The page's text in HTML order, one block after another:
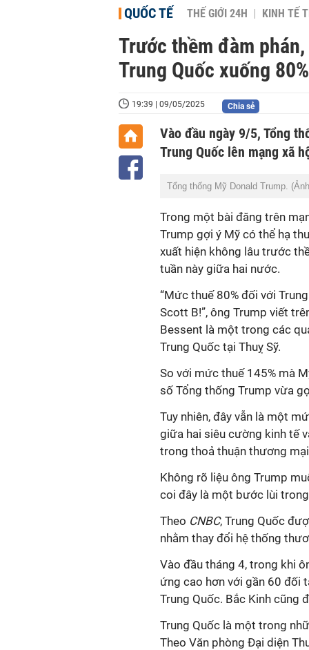
QUỐC TẾ THẾ GIỚI 24H KINH TẾ
Trước thềm đàm
Trung Quốc xuống 80%
19:39 | 09/05/2025 Chia sẻ
Vào đầu ngày 9/5, Tổng
Trung Quốc lên mạng xã
Tổng thống Mỹ Donald Trump.
Trong một bài đăng trên
Trump gợi ý Mỹ có thể hạ
xuất hiện không lâu trước
tuần này giữa hai nước.
“Mức thuế 80% đối với
Scott B!”, ông Trump viết
Bessent là một trong các
Trung Quốc tại Thuỵ Sỹ.
So với mức thuế 145% mà
số Tổng thống Trump vừa
Tuy nhiên, đây vẫn là một
giữa hai siêu cường kinh tế
trong thoả thuận thương
Không rõ liệu ông Trump
coi đây là một bước lùi
Theo CNBC, Trung Quốc
nhằm thay đổi hệ thống
Vào đầu tháng 4, trong khi
ứng cao hơn với gần 60 đối
Trung Quốc. Bắc Kinh cũng
Trung Quốc là một trong
Theo Văn phòng Đại diện